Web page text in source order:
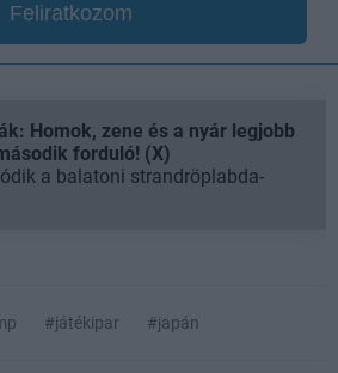
Feliratkozom
Homok, zene és a nyár legjobb
forduló! (X)
a balatoni strandröplabda-
#játékipar #japán